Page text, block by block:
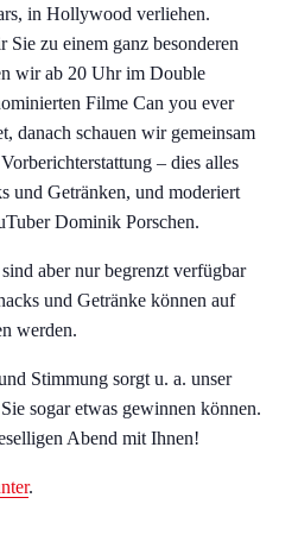
in Hollywood verliehen.
Sie zu einem ganz besonderen
wir ab 20 Uhr im Double
Filme Can you ever
danach schauen wir gemeinsam
– dies alles
und Getränken, und moderiert
Dominik Porschen.
aber nur begrenzt verfügbar
und Getränke können auf
werden.
Stimmung sorgt u. a. unser
sogar etwas gewinnen können.
Abend mit Ihnen!
.